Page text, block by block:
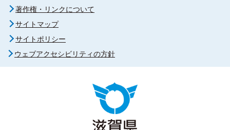
著作権・リンクについて
サイトマップ
サイトポリシー
ウェブアクセシビリティの方針